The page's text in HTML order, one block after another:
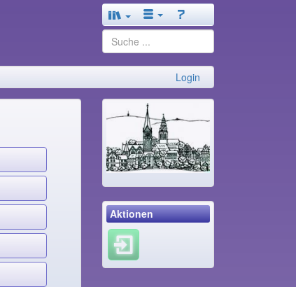
Login
Aktionen